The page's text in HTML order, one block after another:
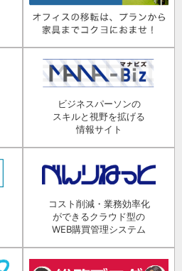
ビジネスパーソンの
スキルと視野を拡げる
情報サイト
コスト削減・業務効率化
ができるクラウド型の
WEB購買管理システム